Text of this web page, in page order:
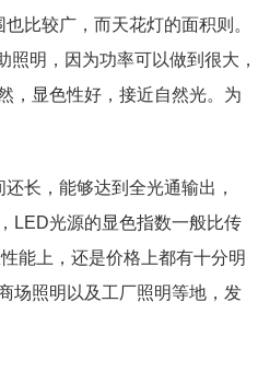
比较广，而天花灯的面积则。
明，因为功率可以做到很大，
，显色性好，接近自然光。为
长，能够达到全光通输出，
LED光源的显色指数一般比传
能上，还是价格上都有十分明
场照明以及工厂照明等地，发